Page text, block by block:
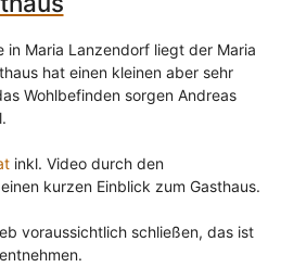
in Maria Lanzendorf liegt der Maria
hat einen kleinen aber sehr
Wohlbefinden sorgen Andreas
inkl. Video durch den
kurzen Einblick zum Gasthaus.
voraussichtlich schließen, das ist